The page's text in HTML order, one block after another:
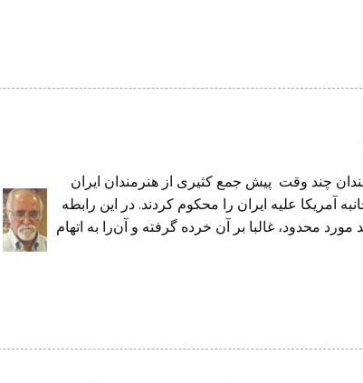
چند وقت پیش جمع کثیری از هنرمندان ایران
آمریکا علیه ایران را محکوم کردند. در این رابطه
محدود، غالبا بر آن خرده گرفته و آن‌را به اتهام